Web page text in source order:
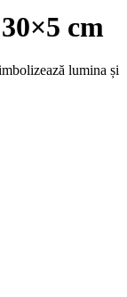
cm
lumina și